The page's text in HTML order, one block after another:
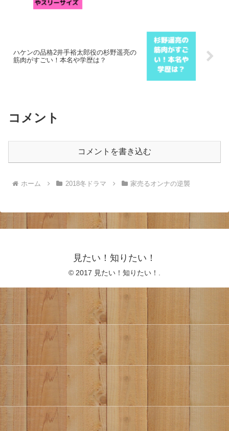
ハケンの品格2井手裕太郎役の杉野遥亮の
筋肉がすごい！本名や学歴は？
コメント
コメントを書き込む
ホーム 2018冬ドラマ 家売るオンナの逆襲
見たい！知りたい！
© 2017 見たい！知りたい！.